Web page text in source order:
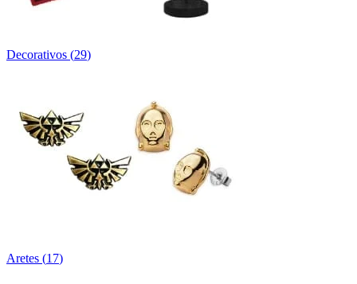
Decorativos (29)
Aretes (17)